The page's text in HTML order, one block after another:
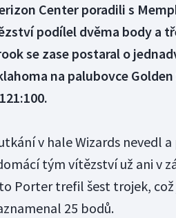
Center poradili s
podílel dvěma body a
se zase postaral o
na palubovce
v hale Wizards nevedl
tým vítězství už ani v
Porter trefil šest trojek, což
25 bodů.